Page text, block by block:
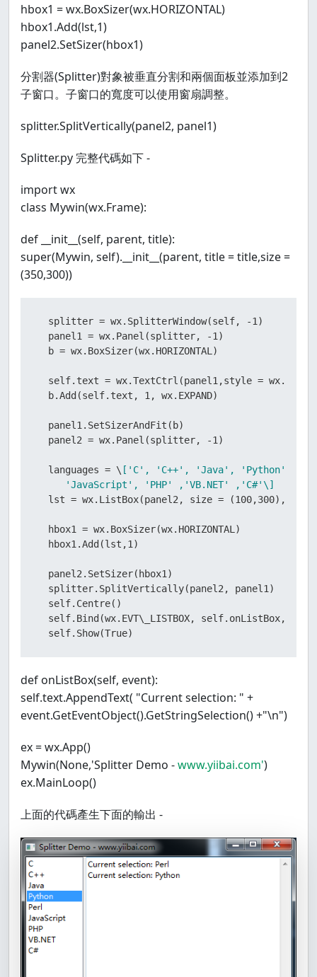
hbox1 = wx.BoxSizer(wx.HORIZONTAL)
hbox1.Add(lst,1)
panel2.SetSizer(hbox1)
分割器(Splitter)對象被垂直分割和兩個面板並添加到2
子窗口。子窗口的寬度可以使用窗扇調整。
splitter.SplitVertically(panel2, panel1)
Splitter.py 完整代碼如下 -
import wx
class Mywin(wx.Frame):
def __init__(self, parent, title):
super(Mywin, self).__init__(parent, title = title,size =
(350,300))
  splitter = wx.
SplitterWindow(self, -1)
  panel1 = wx.
Panel(splitter, -1)
  b = wx.
BoxSizer(wx.HORIZONTAL)
  self.text = wx.
TextCtrl(panel1 ,style = wx.TE\
  b.
Add(self. text , 1, wx.EXPAND)
  panel1.
SetSizerAndFit( b)
  panel2 = wx.
Panel(splitter, -1)
  languages = \
['C', 'C++', 'Java', 'Python', 'P
     'J
avaScript ', 'PHP' ,'VB.NET' ,'C#'\]
  lst = wx.
ListBox(panel2 , size = (100,300) ,
  hbox1 = wx.
BoxSizer(wx.HORIZONTAL)
  hbox1.
Add(lst ,1)
  panel2.
SetSizer( hbox1 )
  splitter.
SplitVertically(panel2 , panel1 )
  self.
Centre()
  self.
Bind(wx.EVT\ _LISTBOX, self. onListBox,
  self.
Show(True)
def onListBox(self, event):
self.text.AppendText( "Current selection: " +
event.GetEventObject().GetStringSelection() +"\n")
ex = wx.App()
Mywin(None,'Splitter Demo -www.yiibai.com')
ex.MainLoop()
上面的代碼產生下面的輸出 -